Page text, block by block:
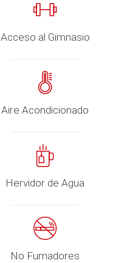
Acceso al Gimnasio
Aire Acondicionado
Hervidor de Agua
No Fumadores